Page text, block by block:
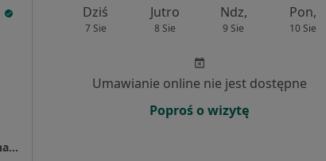
Kosmetyczny Instytut Dr Irena Eris: Specjalistyczna Praktyka Lekarska Ewa Hadas
Dziś
7 Sie
Jutro
8 Sie
Ndz,
9 Sie
Pon,
10 Sie
Umawianie online nie jest dostępne
Poproś o wizytę